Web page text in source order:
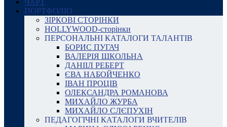
ЧАРТ
ПОРТФОЛІО
ЗІРКОВІ СТОРІНКИ
HOLLYWOOD-сторінки
ПЕРСОНАЛЬНІ КАТАЛОГИ ТАЛАНТІВ
БОРИС ПУГАЧ
ВАЛЕРІЯ ШКОЛЬНА
ДАНІІЛ РЕБЕРТ
ЄВА НАБОЙЧЕНКО
ІВАН ПРОЦІВ
ОЛЕКСАНДРА РОМАНОВА
МИХАЙЛО ЖУРБА
МИХАЙЛО СЛЄПУХІН
ПЕДАГОГІЧНІ КАТАЛОГИ ВЧИТЕЛІВ